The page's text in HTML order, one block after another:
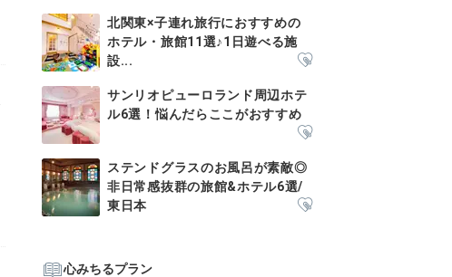
北関東×子連れ旅行におすすめの
ホテル・旅館11選♪1日遊べる施
設...
サンリオピューロランド周辺ホテ
ル6選！悩んだらここがおすすめ
ステンドグラスのお風呂が素敵◎
非日常感抜群の旅館&ホテル6選/
東日本
心みちるプラン